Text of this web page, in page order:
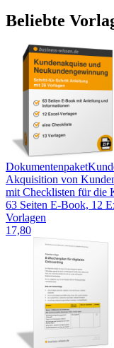
Beliebte
Dokumentenpaket
Akquisition von
mit Checklisten für die
63 Seiten E-Book, 12
Vorlagen
17,80